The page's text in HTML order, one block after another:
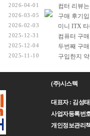
2026-04-01
2026-03-05
2026-02-03
2025-12-31
2025-12-04
2025-11-10
컴터 리뷰
구매 후기
컴퓨터 구
두번째 구
(주)시스텍
대표자 : 김성
사업자등록번
개인정보관리